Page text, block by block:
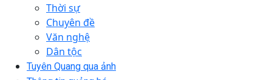
Thời sự
Chuyên đề
Văn nghệ
Dân tộc
Tuyên Quang qua ảnh